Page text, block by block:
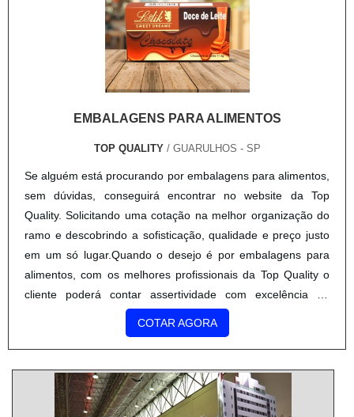
EMBALAGENS PARA ALIMENTOS
TOP QUALITY / GUARULHOS - SP
Se alguém está procurando por embalagens para alimentos,
sem dúvidas, conseguirá encontrar no website da Top
Quality. Solicitando uma cotação na melhor organização do
ramo e descobrindo a sofisticação, qualidade e preço justo
em um só lugar.Quando o desejo é por embalagens para
alimentos, com os melhores profissionais da Top Quality o
cliente poderá contar assertividade com excelência de
qualidade na produção dos produtos dentro das esp...
COTAR AGORA